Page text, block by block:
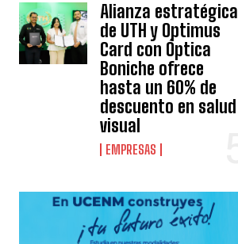
Alianza estratégica
de UTH y Optimus
Card con Óptica
Boniche ofrece
hasta un 60% de
descuento en salud
visual
EMPRESAS